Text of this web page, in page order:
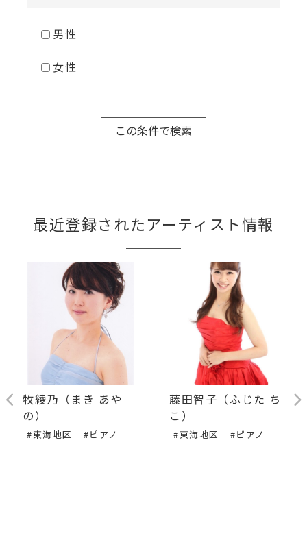
男性
女性
最近登録されたアーティスト情報
牧綾乃（まき あや
の）
#東海地区 #ピアノ
藤田智子（ふじた ち
こ）
#東海地区 #ピアノ